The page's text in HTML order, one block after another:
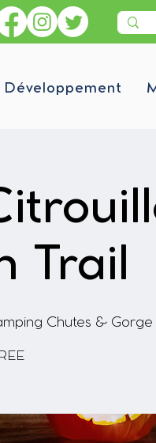
Développement
Trail
Chutes & Gorge